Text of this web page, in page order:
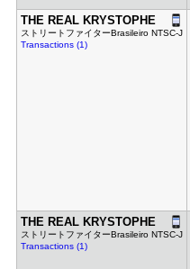
THE REAL K​RYSTOPHE
ストリートファイターBrasileiro NTSC-J
Transactions (1)
THE REAL K​RYSTOPHE
ストリートファイターBrasileiro NTSC-J
Transactions (1)